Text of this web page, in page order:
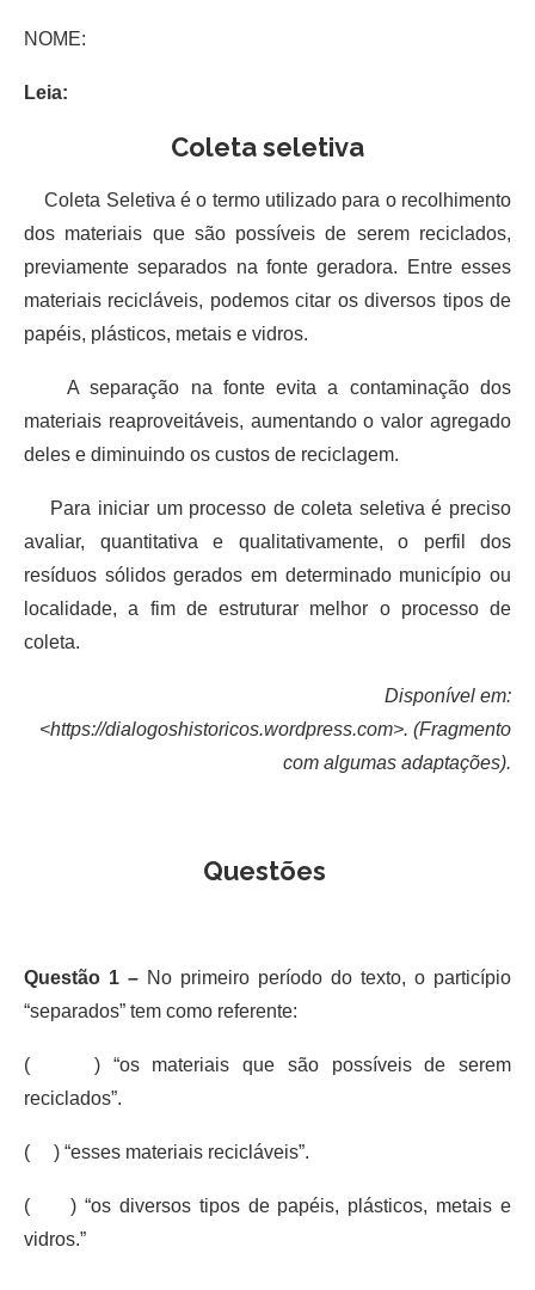
NOME:
Leia:
Coleta seletiva
Coleta Seletiva é o termo utilizado para o recolhimento
dos materiais que são possíveis de serem reciclados,
previamente separados na fonte geradora. Entre esses
materiais recicláveis, podemos citar os diversos tipos de
papéis, plásticos, metais e vidros.
A separação na fonte evita a contaminação dos
materiais reaproveitáveis, aumentando o valor agregado
deles e diminuindo os custos de reciclagem.
Para iniciar um processo de coleta seletiva é preciso
avaliar, quantitativa e qualitativamente, o perfil dos
resíduos sólidos gerados em determinado município ou
localidade, a fim de estruturar melhor o processo de
coleta.
Disponível em:
<https://dialogoshistoricos.wordpress.com>. (Fragmento
com algumas adaptações).
Questões
Questão 1 – No primeiro período do texto, o particípio
“separados” tem como referente:
( ) “os materiais que são possíveis de serem
reciclados”.
( ) “esses materiais recicláveis”.
( ) “os diversos tipos de papéis, plásticos, metais e
vidros.”